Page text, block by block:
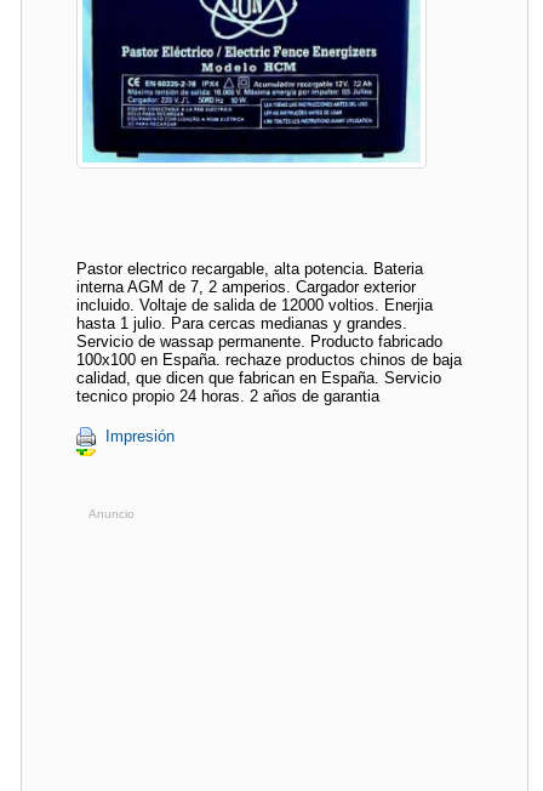
Pastor electrico recargable, alta potencia. Bateria
interna AGM de 7, 2 amperios. Cargador exterior
incluido. Voltaje de salida de 12000 voltios. Enerjia
hasta 1 julio. Para cercas medianas y grandes.
Servicio de wassap permanente. Producto fabricado
100x100 en España. rechaze productos chinos de baja
calidad, que dicen que fabrican en España. Servicio
tecnico propio 24 horas. 2 años de garantia
Impresión
Anuncio